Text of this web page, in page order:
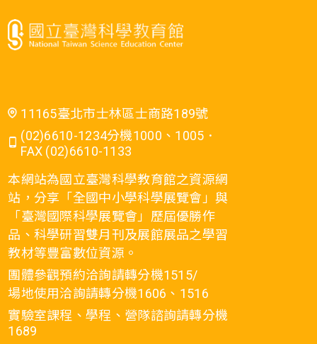
11165臺北市士林區士商路189號
(02)6610-1234分機1000、1005．
FAX (02)6610-1133
本網站為國立臺灣科學教育館之資源網
站，分享「全國中小學科學展覽會」與
「臺灣國際科學展覽會」歷屆優勝作
品、科學研習雙月刊及展館展品之學習
教材等豐富數位資源。
團體參觀預約洽詢請轉分機1515/
場地使用洽詢請轉分機1606、1516
實驗室課程、學程、營隊諮詢請轉分機
1689